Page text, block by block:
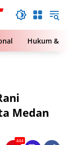
Hukum &
Medan
444